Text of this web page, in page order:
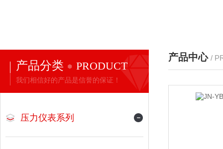
产品分类 PRODUCT
我们相信好的产品是信誉的保证！
压力仪表系列
产品中心 /